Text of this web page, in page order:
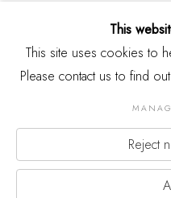
版权 2026 THREE
Manage cookies
This
This site uses cookies to
Please contact us to find
Reject